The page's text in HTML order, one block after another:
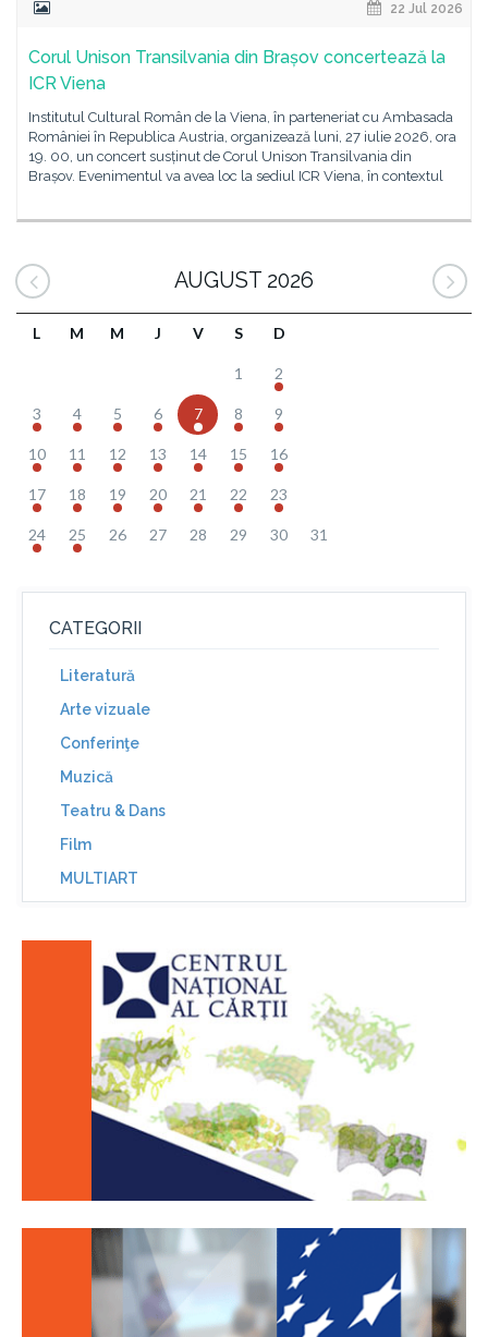
22 Jul 2026
Corul Unison Transilvania din Brașov concertează la
ICR Viena
Institutul Cultural Român de la Viena, în parteneriat cu Ambasada
României în Republica Austria, organizează luni, 27 iulie 2026, ora
19. 00, un concert susținut de Corul Unison Transilvania din
Brașov. Evenimentul va avea loc la sediul ICR Viena, în contextul
AUGUST 2026
L M M J V S D
1 2
3 4 5 6 7 8 9
10 11 12 13 14 15 16
17 18 19 20 21 22 23
24 25 26 27 28 29 30 31
CATEGORII
Literatură
Arte vizuale
Conferinţe
Muzică
Teatru & Dans
Film
MULTIART